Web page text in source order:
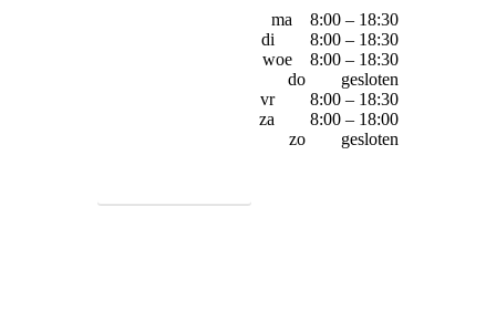
ma 8:00 – 18:30
di 8:00 – 18:30
woe 8:00 – 18:30
do gesloten
vr 8:00 – 18:30
za 8:00 – 18:00
zo gesloten